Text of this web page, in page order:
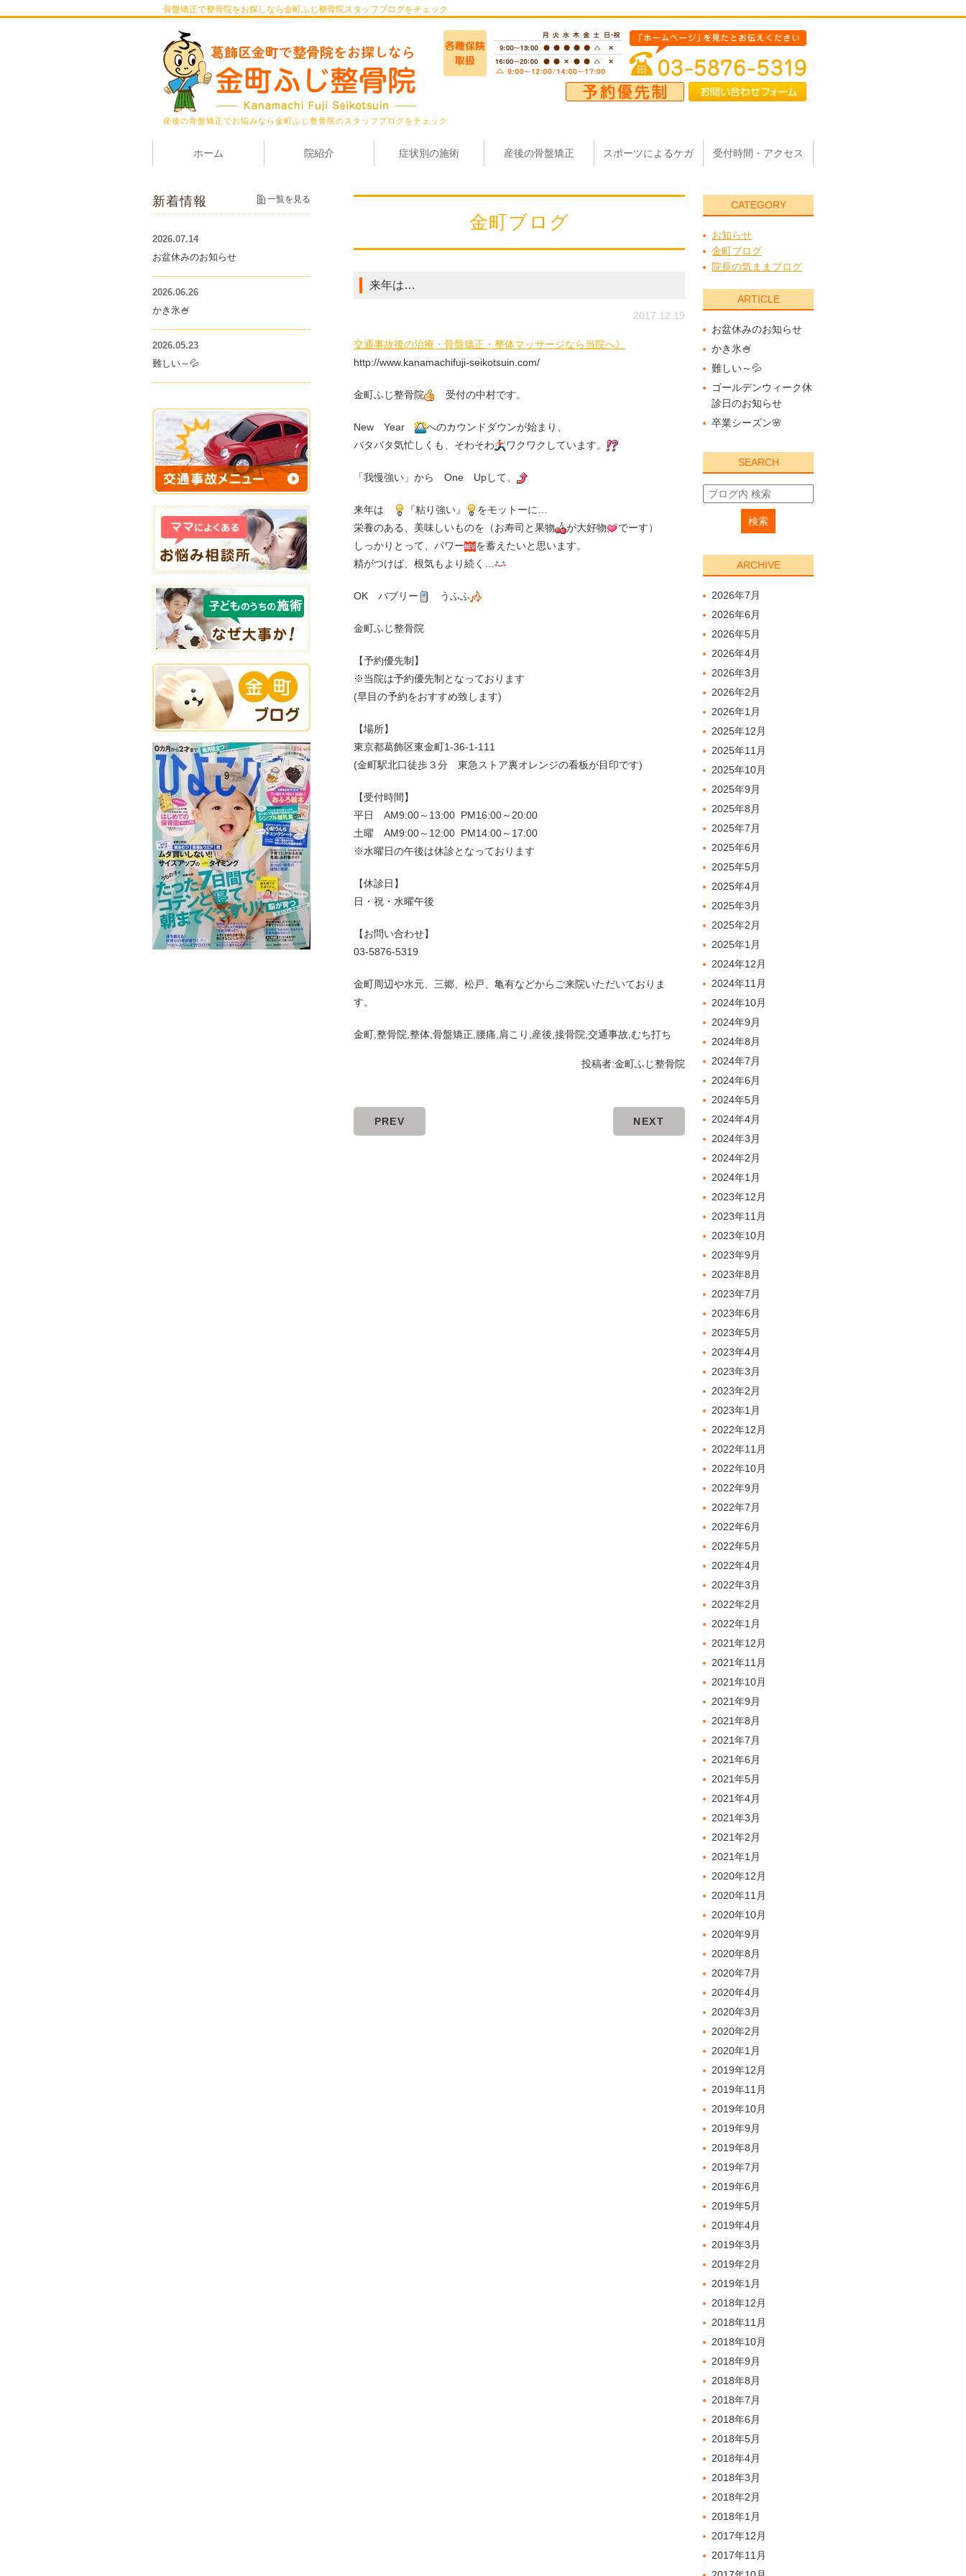
骨盤矯正で整骨院をお探しなら金町ふじ整骨院スタッフブログをチェック
産後の骨盤矯正でお悩みなら金町ふじ整骨院のスタッフブログをチェック
ホーム 院紹介 症状別の施術 産後の骨盤矯正 スポーツによるケガ 受付時間・アクセス
金町ブログ
来年は…
2017.12.19
交通事故後の治療・骨盤矯正・整体マッサージなら当院へ》
http://www.kanamachifuji-seikotsuin.com/
金町ふじ整骨院 受付の中村です。
New Year
へのカウンドダウンが始まり、
バタバタ気忙しくも、そわそわ
ワクワクしています。
「我慢強い」から One Upして、
来年は 『粘り強い』
をモットーに…
栄養のある、美味しいものを（お寿司と果物
が大好物
でーす）
しっかりとって、パワー
を蓄えたいと思います。
精がつけば、根気もより続く…
OK バブリー うふふ
金町ふじ整骨院
【予約優先制】
※当院は予約優先制となっております
(早目の予約をおすすめ致します)
【場所】
東京都葛飾区東金町1-36-1-111
(金町駅北口徒歩３分 東急ストア裏オレンジの看板が目印です)
【受付時間】
平日 AM9:00～13:00 PM16:00～20:00
土曜 AM9:00～12:00 PM14:00～17:00
※水曜日の午後は休診となっております
【休診日】
日・祝・水曜午後
【お問い合わせ】
03-5876-5319
金町周辺や水元、三郷、松戸、亀有などからご来院いただいておりま
す。
金町,整骨院,整体,骨盤矯正,腰痛,肩こり,産後,接骨院,交通事故,むち打ち
投稿者:金町ふじ整骨院
PREV NEXT
CATEGORY
お知らせ
金町ブログ
院長の気ままブログ
ARTICLE
お盆休みのお知らせ
かき氷🍧
難しい～💦
ゴールデンウィーク休
診日のお知らせ
卒業シーズン🌸
SEARCH
ARCHIVE
2026年7月
2026年6月
2026年5月
2026年4月
2026年3月
2026年2月
2026年1月
2025年12月
2025年11月
2025年10月
2025年9月
2025年8月
2025年7月
2025年6月
2025年5月
2025年4月
2025年3月
2025年2月
2025年1月
2024年12月
2024年11月
2024年10月
2024年9月
2024年8月
2024年7月
2024年6月
2024年5月
2024年4月
2024年3月
2024年2月
2024年1月
2023年12月
2023年11月
2023年10月
2023年9月
2023年8月
2023年7月
2023年6月
2023年5月
2023年4月
2023年3月
2023年2月
2023年1月
2022年12月
2022年11月
2022年10月
2022年9月
2022年7月
2022年6月
2022年5月
2022年4月
2022年3月
2022年2月
2022年1月
2021年12月
2021年11月
2021年10月
2021年9月
2021年8月
2021年7月
2021年6月
2021年5月
2021年4月
2021年3月
2021年2月
2021年1月
2020年12月
2020年11月
2020年10月
2020年9月
2020年8月
2020年7月
2020年4月
2020年3月
2020年2月
2020年1月
2019年12月
2019年11月
2019年10月
2019年9月
2019年8月
2019年7月
2019年6月
2019年5月
2019年4月
2019年3月
2019年2月
2019年1月
2018年12月
2018年11月
2018年10月
2018年9月
2018年8月
2018年7月
2018年6月
2018年5月
2018年4月
2018年3月
2018年2月
2018年1月
2017年12月
2017年11月
新着情報 一覧を見る
2026.07.14
お盆休みのお知らせ
2026.06.26
かき氷🍧
2026.05.23
難しい～💦